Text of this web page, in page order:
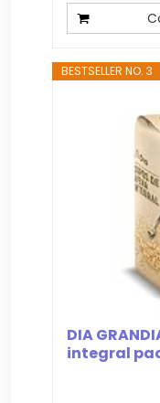
BESTSELLER NO. 3
DIA
integral